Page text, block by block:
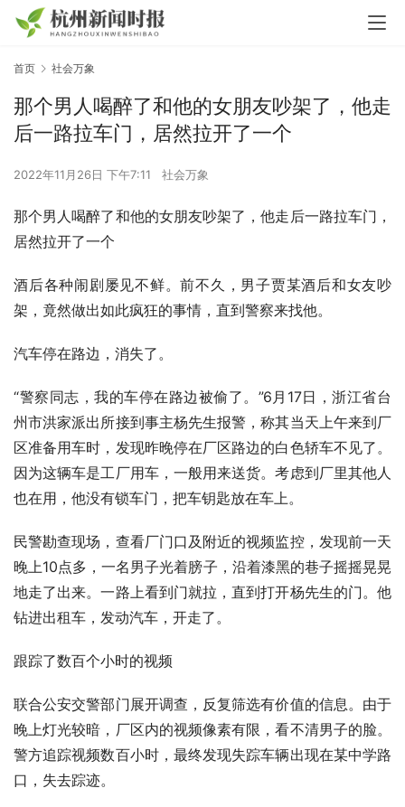
首页 社会万象
那个男人喝醉了和他的女朋友吵架了，他走
后一路拉车门，居然拉开了一个
2022年11月26日 下午7:11 社会万象
那个男人喝醉了和他的女朋友吵架了，他走后一路拉车门，
居然拉开了一个
酒后各种闹剧屡见不鲜。前不久，男子贾某酒后和女友吵
架，竟然做出如此疯狂的事情，直到警察来找他。
汽车停在路边，消失了。
“警察同志，我的车停在路边被偷了。”6月17日，浙江省台
州市洪家派出所接到事主杨先生报警，称其当天上午来到厂
区准备用车时，发现昨晚停在厂区路边的白色轿车不见了。
因为这辆车是工厂用车，一般用来送货。考虑到厂里其他人
也在用，他没有锁车门，把车钥匙放在车上。
民警勘查现场，查看厂门口及附近的视频监控，发现前一天
晚上10点多，一名男子光着膀子，沿着漆黑的巷子摇摇晃晃
地走了出来。一路上看到门就拉，直到打开杨先生的门。他
钻进出租车，发动汽车，开走了。
跟踪了数百个小时的视频
联合公安交警部门展开调查，反复筛选有价值的信息。由于
晚上灯光较暗，厂区内的视频像素有限，看不清男子的脸。
警方追踪视频数百小时，最终发现失踪车辆出现在某中学路
口，失去踪迹。